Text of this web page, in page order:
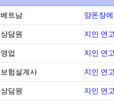
베트남 양돈장
상담원 지인 연
영업 지인 연
보험설계사 지인 연
상담원 지인 연